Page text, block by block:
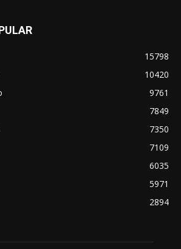
15798
10420
9761
7849
7350
7109
6035
5971
2894